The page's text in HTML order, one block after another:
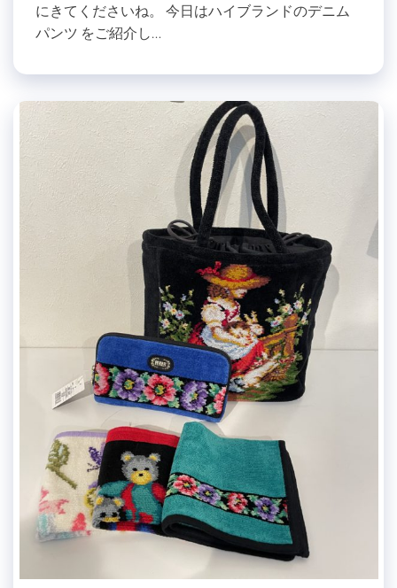
にきてくださいね。 今日はハイブランドのデニム
パンツ をご紹介し…